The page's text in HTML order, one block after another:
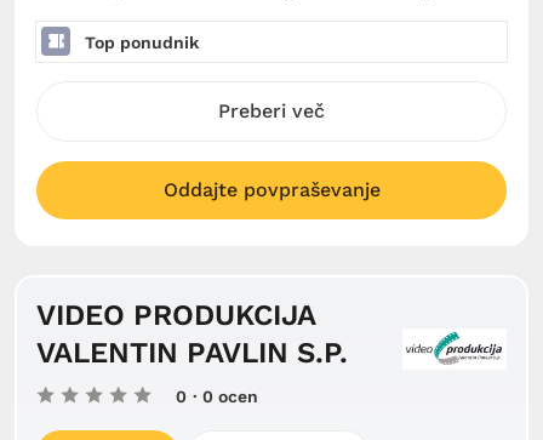
Top ponudnik
Preberi več
Oddajte povpraševanje
VIDEO PRODUKCIJA
VALENTIN PAVLIN S.P.
0 · 0 ocen